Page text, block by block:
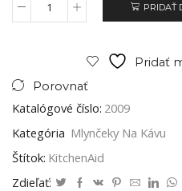
PRIDAŤ
Pridať
Porovnať
Katalógové číslo: 2009
Kategória Mlynčeky Na Kávu
Štítok: KitchenAid
Zdieľať: